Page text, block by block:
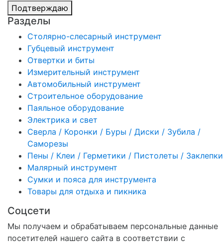
Подтверждаю
Разделы
Столярно-слесарный инструмент
Губцевый инструмент
Отвертки и биты
Измерительный инструмент
Автомобильный инструмент
Строительное оборудование
Паяльное оборудование
Электрика и свет
Сверла / Коронки / Буры / Диски / Зубила /
Саморезы
Пены / Клеи / Герметики / Пистолеты / Заклепки
Малярный инструмент
Сумки и пояса для инструмента
Товары для отдыха и пикника
Соцсети
Мы получаем и обрабатываем персональные данные
посетителей нашего сайта в соответствии с